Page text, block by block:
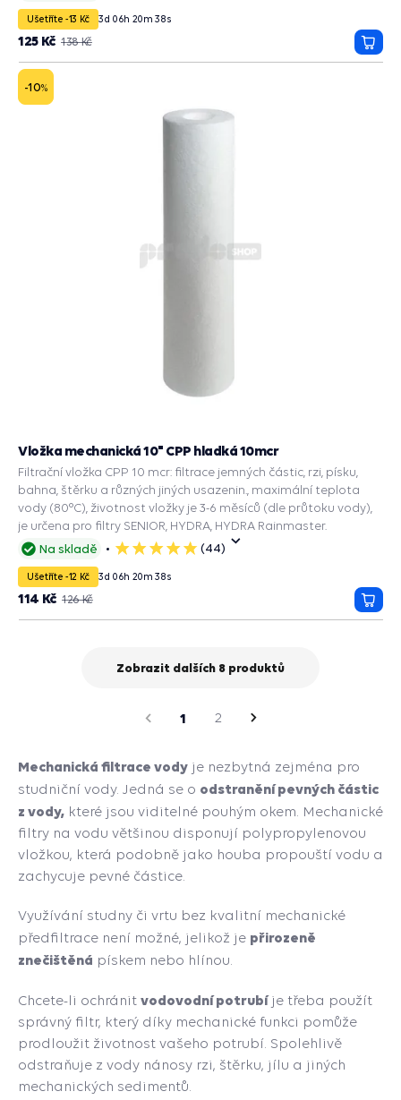
Ušetříte -13 Kč 3d 06h 20m 37s
138 Kč
125 Kč
do
-10%
Na skladě
5
(44)
Vložka mechanická 10" CPP hladká 10mcr
Filtrační vložka CPP 10 mcr: filtrace jemných částic, rzi, písku,
bahna, štěrku a různých jiných usazenin., maximální teplota
vody (80°C), životnost vložky je 3-6 měsíců (dle průtoku vody),
je určena pro filtry SENIOR, HYDRA, HYDRA Rainmaster.
Ušetříte -12 Kč 3d 06h 20m 37s
126 Kč
114 Kč
do
Zobrazit dalších 8 produktů
1 2
Následující
Mechanická filtrace vody je nezbytná zejména pro
studniční vody. Jedná se o odstranění pevných částic
z vody, které jsou viditelné pouhým okem. Mechanické
filtry na vodu většinou disponují polypropylenovou
vložkou, která podobně jako houba propouští vodu a
zachycuje pevné částice.
Využívání studny či vrtu bez kvalitní mechanické
předfiltrace není možné, jelikož je přirozeně
znečištěná pískem nebo hlínou.
Chcete-li ochránit vodovodní potrubíje třeba použít
správný filtr, který díky mechanické funkci pomůže
prodloužit životnost vašeho potrubí. Spolehlivě
odstraňuje z vody nánosy rzi, štěrku, jílu a jiných
mechanických sedimentů.